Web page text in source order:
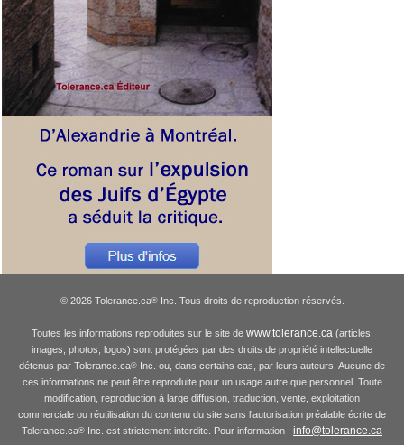
© 2026 Tolerance.ca®Inc. Tous droits de reproduction réservés.
Toutes les informations reproduites sur le site de www.tolerance.ca(articles,
images, photos, logos) sont protégées par des droits de propriété intellectuelle
détenus par Tolerance.ca® Inc. ou, dans certains cas, par leurs auteurs. Aucune de
ces informations ne peut être reproduite pour un usage autre que personnel. Toute
modification, reproduction à large diffusion, traduction, vente, exploitation
commerciale ou réutilisation du contenu du site sans l'autorisation préalable écrite de
Tolerance.ca® Inc. est strictement interdite. Pour information : info@tolerance.ca